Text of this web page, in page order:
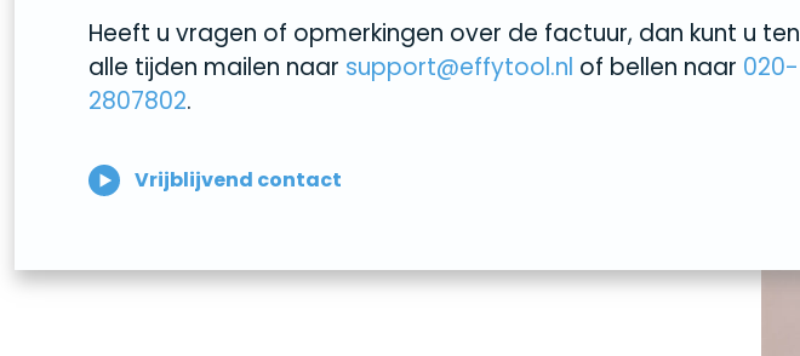
Heeft u vragen of opmerkingen over de factuur, dan kunt u ten
alle tijden mailen naar support@effytool.nl of bellen naar 020-
2807802.
Vrijblijvend contact